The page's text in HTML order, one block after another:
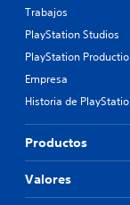
Trabajos
PlayStation Studios
PlayStation
Empresa
Historia de
Productos
Valores